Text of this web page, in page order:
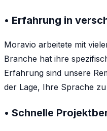
• Erfahrung in
Moravio arbeitete mit
Branche hat ihre
Erfahrung sind unsere
der Lage, Ihre Sprache
• Schnelle